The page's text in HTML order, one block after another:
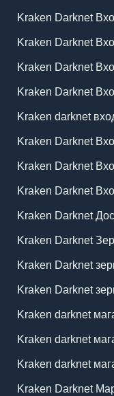
Kraken Darknet
Kraken Darknet
Kraken Darknet
Kraken Darknet
Kraken darknet
Kraken Darknet
Kraken Darknet
Kraken Darknet
Kraken Darknet
Kraken Darknet
Kraken Darknet
Kraken Darknet
Kraken darknet
Kraken darknet
Kraken darknet
Kraken Darknet